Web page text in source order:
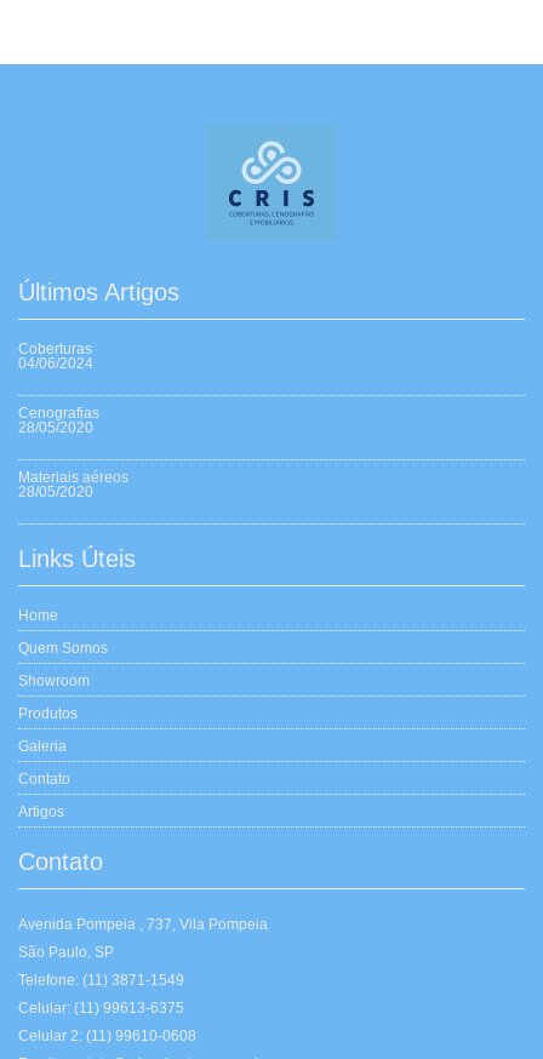
Últimos Artigos
Coberturas
04/06/2024
Cenografias
28/05/2020
Materiais aéreos
28/05/2020
Links Úteis
Home
Quem Somos
Showroom
Produtos
Galeria
Contato
Artigos
Contato
Avenida Pompeia , 737, Vila Pompeia
São Paulo, SP
Telefone: (11) 3871-1549
Celular: (11) 99613-6375
Celular 2: (11) 99610-0608